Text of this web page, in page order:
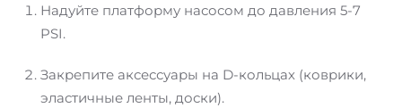
Надуйте платформу насосом до давления 5-7
PSI.
Закрепите аксессуары на D-кольцах (коврики,
эластичные ленты, доски).